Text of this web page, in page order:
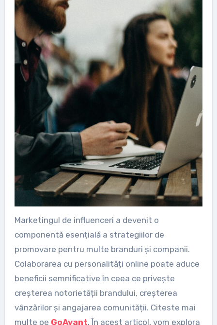
Marketingul de influenceri a devenit o
componentă esențială a strategiilor de
promovare pentru multe branduri și companii.
Colaborarea cu personalități online poate aduce
beneficii semnificative în ceea ce privește
creșterea notorietății brandului, creșterea
vânzărilor și angajarea comunității. Citeste mai
multe pe GoAvant. În acest articol, vom explora